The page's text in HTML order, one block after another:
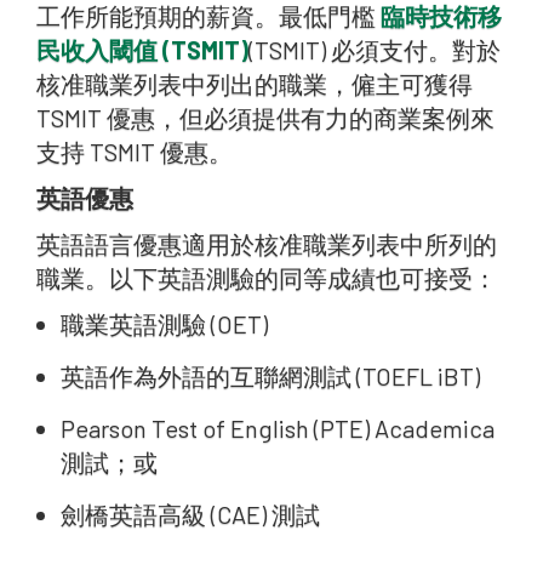
工作所能預期的薪資。最低門檻 臨時技術移
民收入閾值 (TSMIT)(TSMIT) 必須支付。對於
核准職業列表中列出的職業，僱主可獲得
TSMIT 優惠，但必須提供有力的商業案例來
支持 TSMIT 優惠。
英語優惠
英語語言優惠適用於核准職業列表中所列的
職業。以下英語測驗的同等成績也可接受：
職業英語測驗 (OET)
英語作為外語的互聯網測試 (TOEFL iBT)
Pearson Test of English (PTE) Academica
測試；或
劍橋英語高級 (CAE) 測試